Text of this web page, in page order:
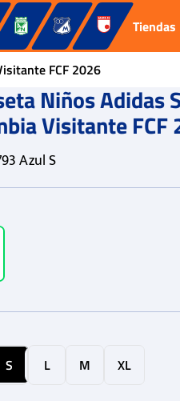
Tiendas
FCF 2026
Niños Adidas
Visitante FCF
Azul S
S L M XL